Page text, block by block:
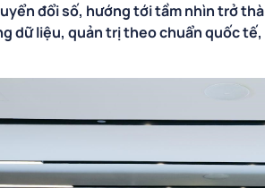
đổi số, hướng tới tầm nhìn trở
dữ liệu, quản trị theo chuẩn quốc